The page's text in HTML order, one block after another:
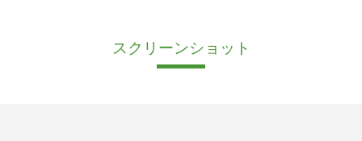
スクリーンショット